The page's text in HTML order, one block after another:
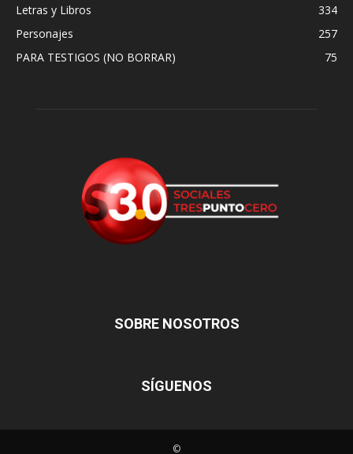
Letras y Libros
334
Personajes
257
PARA TESTIGOS (NO BORRAR)
75
SOBRE NOSOTROS
SÍGUENOS
©